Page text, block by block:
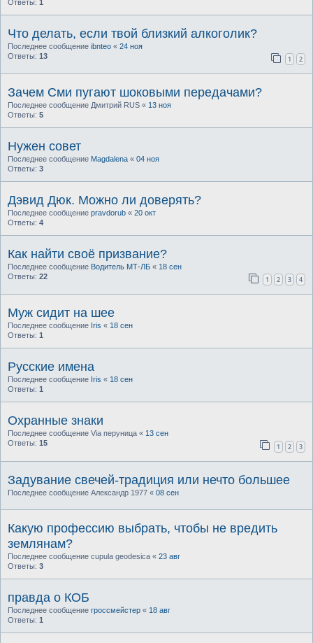
Ответы: 1
Что делать, если твой близкий алкоголик?
Последнее сообщение ibnteo « 24 ноя
Ответы: 13 1 2
Зачем Сми пугают шоковыми передачами?
Последнее сообщение Дмитрий RUS « 13 ноя
Ответы: 5
Нужен совет
Последнее сообщение Magdalena « 04 ноя
Ответы: 3
Дэвид Дюк. Можно ли доверять?
Последнее сообщение pravdorub « 20 окт
Ответы: 4
Как найти своё призвание?
Последнее сообщение Водитель МТ-ЛБ « 18 сен
Ответы: 22 1 2 3 4
Муж сидит на шее
Последнее сообщение Iris « 18 сен
Ответы: 1
Русские имена
Последнее сообщение Iris « 18 сен
Ответы: 1
Охранные знаки
Последнее сообщение Via перуница « 13 сен
Ответы: 15 1 2 3
Задувание свечей-традиция или нечто большее
Последнее сообщение Александр 1977 « 08 сен
Какую профессию выбрать, чтобы не вредить
землянам?
Последнее сообщение cupula geodesica « 23 авг
Ответы: 3
правда о КОБ
Последнее сообщение гроссмейстер « 18 авг
Ответы: 1